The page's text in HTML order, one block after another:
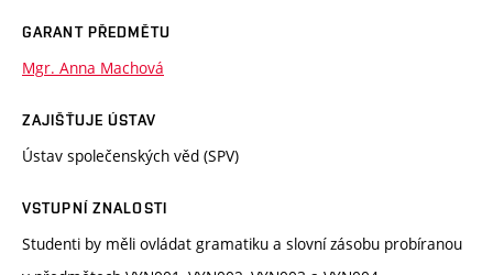
GARANT PŘEDMĚTU
Mgr. Anna Machová
ZAJIŠŤUJE ÚSTAV
Ústav společenských věd (SPV)
VSTUPNÍ ZNALOSTI
Studenti by měli ovládat gramatiku a slovní zásobu probíranou